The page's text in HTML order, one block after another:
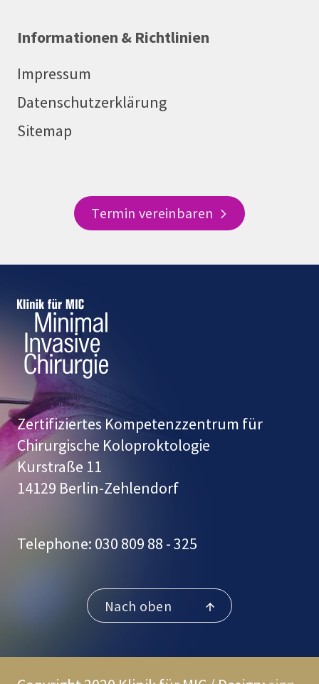
Informationen & Richtlinien
Impressum
Datenschutzerklärung
Sitemap
Termin vereinbaren
Zertifiziertes Kompetenzzentrum für
Chirurgische Koloproktologie
Kurstraße 11
14129 Berlin-Zehlendorf
Telephone: 030 809 88 - 325
Nach oben